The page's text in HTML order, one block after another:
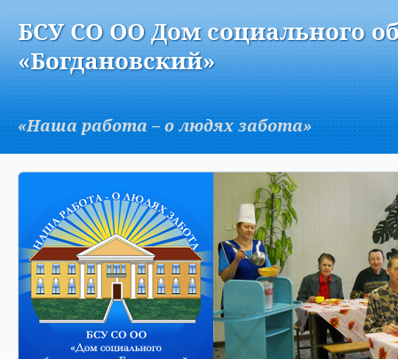
AБСУ СО ОО Дом социального
«Богдановский»
«Наша работа – о людях забота»